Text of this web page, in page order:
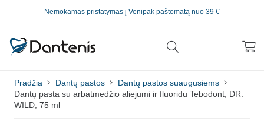
Nemokamas pristatymas į Venipak paštomatą nuo 39 €
Pradžia Dantų pastos
Dantų pastos suaugusiems
Dantų pasta su arbatmedžio aliejumi ir fluoridu Tebodont, DR.
WILD, 75 ml